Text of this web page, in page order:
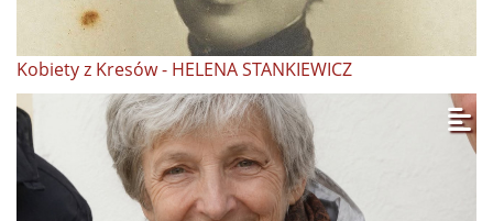
Kobiety z Kresów - HELENA STANKIEWICZ